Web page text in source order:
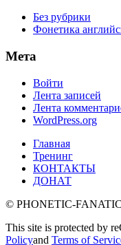
Без рубрики
Фонетика
Мета
Войти
Лента записей
Лента
WordPress.org
Главная
Тренинг
КОНТАКТЫ
ДОНАТ
© PHONETIC-
This site is protected by
Policyand Terms of